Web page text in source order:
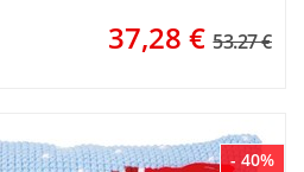
37,28 € 53.27 €
- 40%